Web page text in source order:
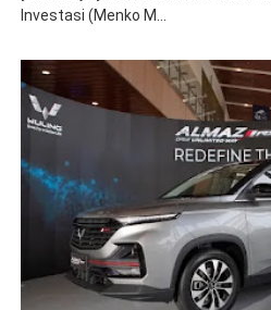
Investasi (Menko M...